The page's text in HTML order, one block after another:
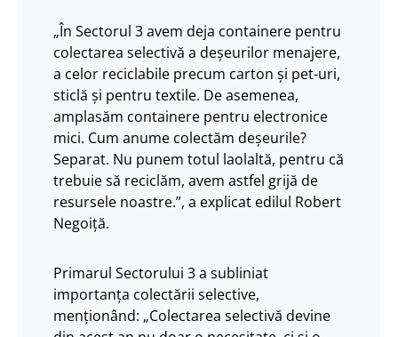
„În Sectorul 3 avem deja containere pentru
colectarea selectivă a deșeurilor menajere,
a celor reciclabile precum carton și pet-uri,
sticlă și pentru textile. De asemenea,
amplasăm containere pentru electronice
mici. Cum anume colectăm deșeurile?
Separat. Nu punem totul laolaltă, pentru că
trebuie să reciclăm, avem astfel grijă de
resursele noastre.”, a explicat edilul Robert
Negoiță.
Primarul Sectorului 3 a subliniat
importanța colectării selective,
menționând: „Colectarea selectivă devine